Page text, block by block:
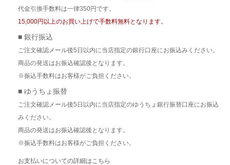
代金引換手数料は一律350円です。
15,000円以上のお買い上げで手数料無料となります。
■ 銀行振込
ご注文確認メール後5日以内に当店指定の銀行口座にお振込みください。
商品の発送はお振込確認後となります。
※振込手数料はお客様がご負担ください。
■ ゆうちょ振替
ご注文確認メール後5日以内に当店指定のゆうちょ銀行振替口座にお振込
みください。
商品の発送はお振込確認後となります。
※振込手数料はお客様がご負担ください。
お支払いについての詳細はこちら